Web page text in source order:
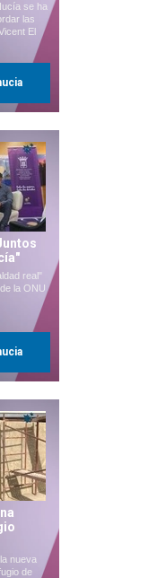
se ha
las
El
real"
la ONU
nueva
de